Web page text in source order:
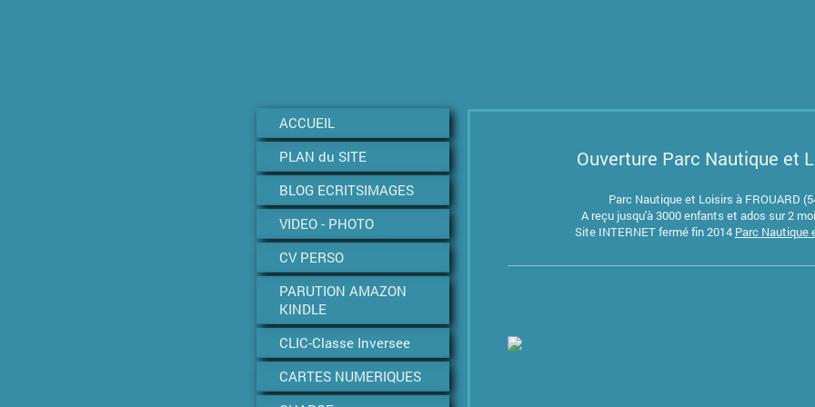
ACCUEIL
PLAN du SITE
BLOG ECRITSIMAGES
VIDEO - PHOTO
CV PERSO
PARUTION AMAZON
KINDLE
CLIC-Classe Inversee
CARTES NUMERIQUES
Ouverture Parc Nautique et
Parc Nautique et Loisirs à FROUARD
A reçu jusqu'à 3000 enfants et ados sur 2
Site INTERNET fermé fin 2014 Parc Nautique